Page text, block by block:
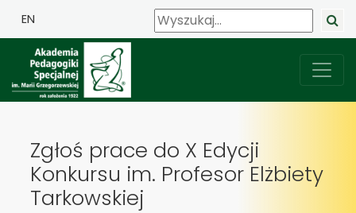
EN
Zgłoś prace do X Edycji
Konkursu im. Profesor Elżbiety
Tarkowskiej